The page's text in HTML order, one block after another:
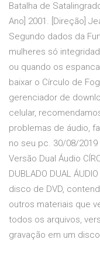
Batalha de
Ano] 2001. [Direção]
Segundo dados da
mulheres só
ou quando os
baixar o Círculo de
gerenciador de
celular,
problemas de áudio,
no seu pc. 30/08/2019
Versão Dual Áudio
DUBLADO DUAL
disco de DVD,
outros materiais que
todos os arquivos,
gravação em um